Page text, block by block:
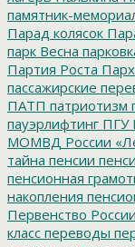
памятник-
Парад колясок
парк Весна
Партия Роста
пассажирские
ПАТП патриотизм
пауэрлифтинг ПГУ
МОМВД России
тайна пенсии
пенсионная
накопления
Первенство
класс переводы